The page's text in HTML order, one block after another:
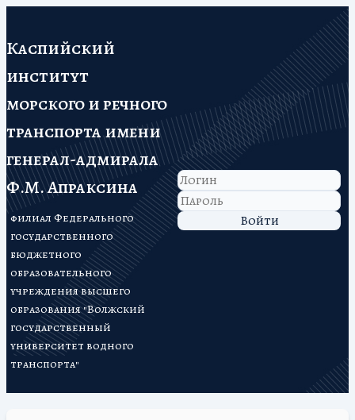
Каспийский
институт
морского и речного
транспорта имени
генерал-адмирала
Ф.М. Апраксина
филиал Федерального
государственного
бюджетного
образовательного
учреждения высшего
образования "Волжский
государственный
университет водного
транспорта"
Войти